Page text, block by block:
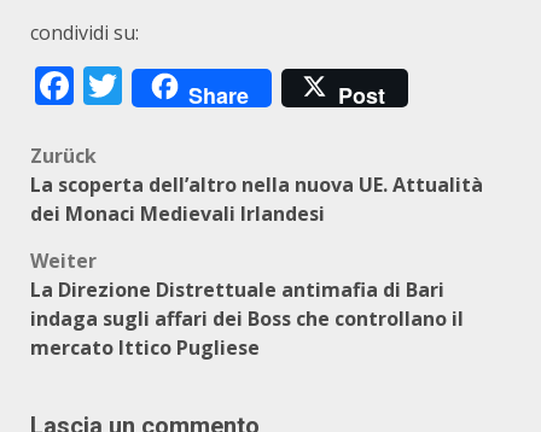
condividi su:
Facebook
Twitter
Share Post
Beitragsnavigation
Zurück
La scoperta dell’altro nella nuova UE. Attualità
dei Monaci Medievali Irlandesi
Weiter
La Direzione Distrettuale antimafia di Bari
indaga sugli affari dei Boss che controllano il
mercato Ittico Pugliese